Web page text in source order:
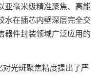
亚毫米级精准聚焦、高能
水在插芯内壁深层完全交
器件封装领域广泛应用的
光斑聚焦精度提出了严